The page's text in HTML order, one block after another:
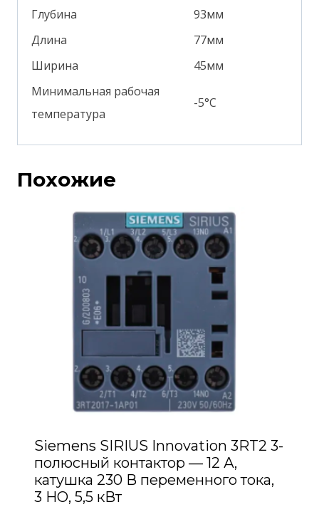
Глубина
93мм
Длина
77мм
Ширина
45мм
Минимальная рабочая
температура
-5°С
Похожие
Siemens SIRIUS Innovation 3RT2 3-
полюсный контактор — 12 А,
катушка 230 В переменного тока,
3 НО, 5,5 кВт